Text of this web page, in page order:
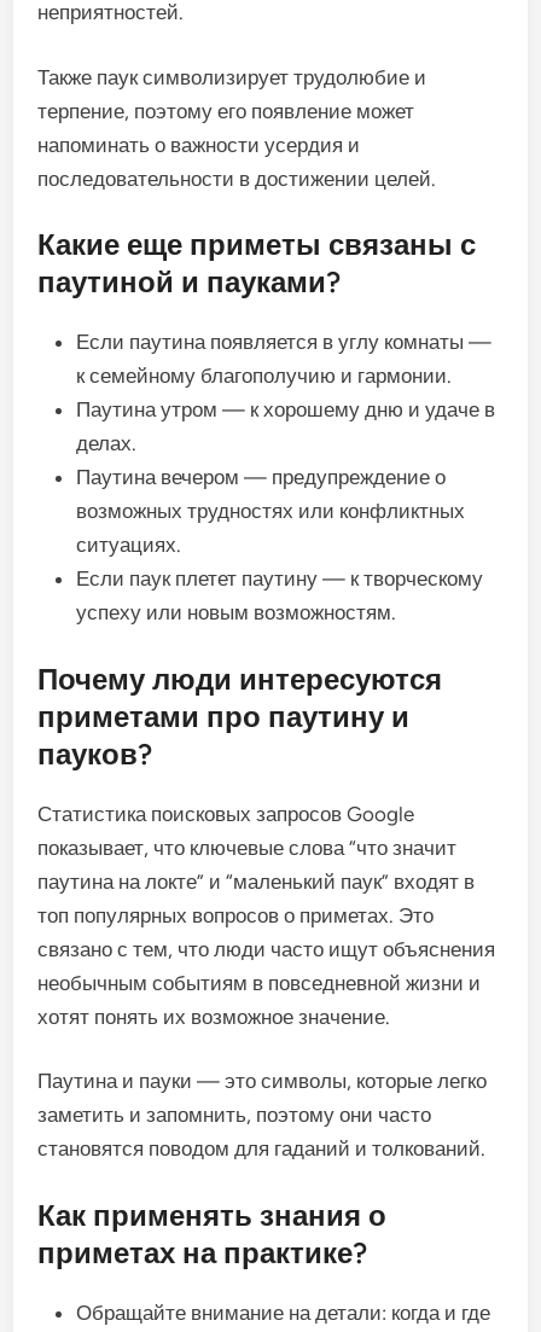
неприятностей.
Также паук символизирует трудолюбие и
терпение, поэтому его появление может
напоминать о важности усердия и
последовательности в достижении целей.
Какие еще приметы связаны с
паутиной и пауками?
Если паутина появляется в углу комнаты —
к семейному благополучию и гармонии.
Паутина утром — к хорошему дню и удаче в
делах.
Паутина вечером — предупреждение о
возможных трудностях или конфликтных
ситуациях.
Если паук плетет паутину — к творческому
успеху или новым возможностям.
Почему люди интересуются
приметами про паутину и
пауков?
Статистика поисковых запросов Google
показывает, что ключевые слова “что значит
паутина на локте” и “маленький паук” входят в
топ популярных вопросов о приметах. Это
связано с тем, что люди часто ищут объяснения
необычным событиям в повседневной жизни и
хотят понять их возможное значение.
Паутина и пауки — это символы, которые легко
заметить и запомнить, поэтому они часто
становятся поводом для гаданий и толкований.
Как применять знания о
приметах на практике?
Обращайте внимание на детали: когда и где